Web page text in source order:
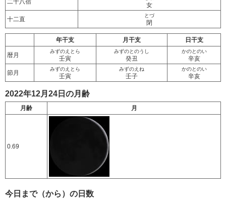
二十八宿
女
十二直
とづ
閉
年干支 月干支 日干支
暦月
みずのえとら
壬寅
みずのとのうし
癸丑
かのとのい
辛亥
節月
みずのえとら
壬寅
みずのえね
壬子
かのとのい
辛亥
2022年12月24日の月齢
月齢 月
0.69
今日まで（から）の日数